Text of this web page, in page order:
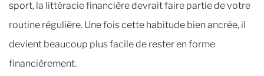
sport, la littéracie financière devrait faire partie de votre
routine régulière. Une fois cette habitude bien ancrée, il
devient beaucoup plus facile de rester en forme
financièrement.